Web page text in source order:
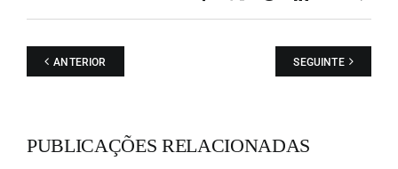
ANTERIOR SEGUINTE
PUBLICAÇÕES RELACIONADAS